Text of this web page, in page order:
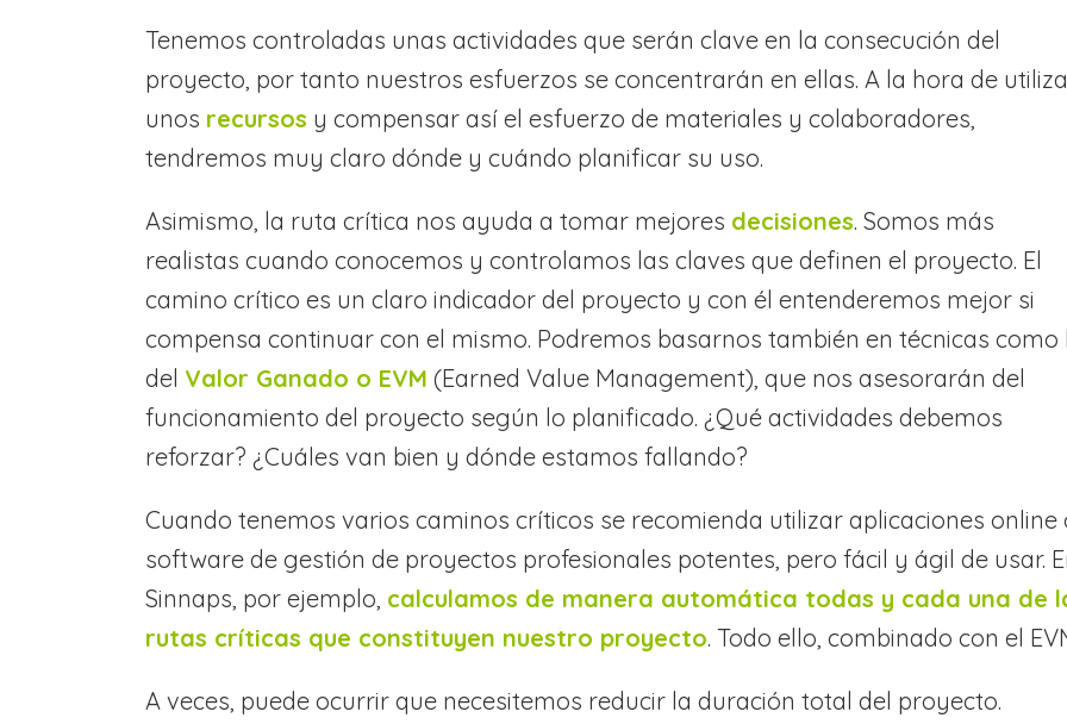
Tenemos controladas unas actividades que serán clave en la consecución del
proyecto, por tanto nuestros esfuerzos se concentrarán en ellas. A la hora de
unos recursos y compensar así el esfuerzo de materiales y colaboradores,
tendremos muy claro dónde y cuándo planificar su uso.
Asimismo, la ruta crítica nos ayuda a tomar mejores decisiones. Somos más
realistas cuando conocemos y controlamos las claves que definen el proyecto. El
camino crítico es un claro indicador del proyecto y con él entenderemos mejor si
compensa continuar con el mismo. Podremos basarnos también en técnicas como
del Valor Ganado o EVM (Earned Value Management), que nos asesorarán del
funcionamiento del proyecto según lo planificado. ¿Qué actividades debemos
reforzar? ¿Cuáles van bien y dónde estamos fallando?
Cuando tenemos varios caminos críticos se recomienda utilizar aplicaciones online
software de gestión de proyectos profesionales potentes, pero fácil y ágil de usar.
Sinnaps, por ejemplo, calculamos de manera automática todas y cada una de
rutas críticas que constituyen nuestro proyecto. Todo ello, combinado con el
A veces, puede ocurrir que necesitemos reducir la duración total del proyecto.